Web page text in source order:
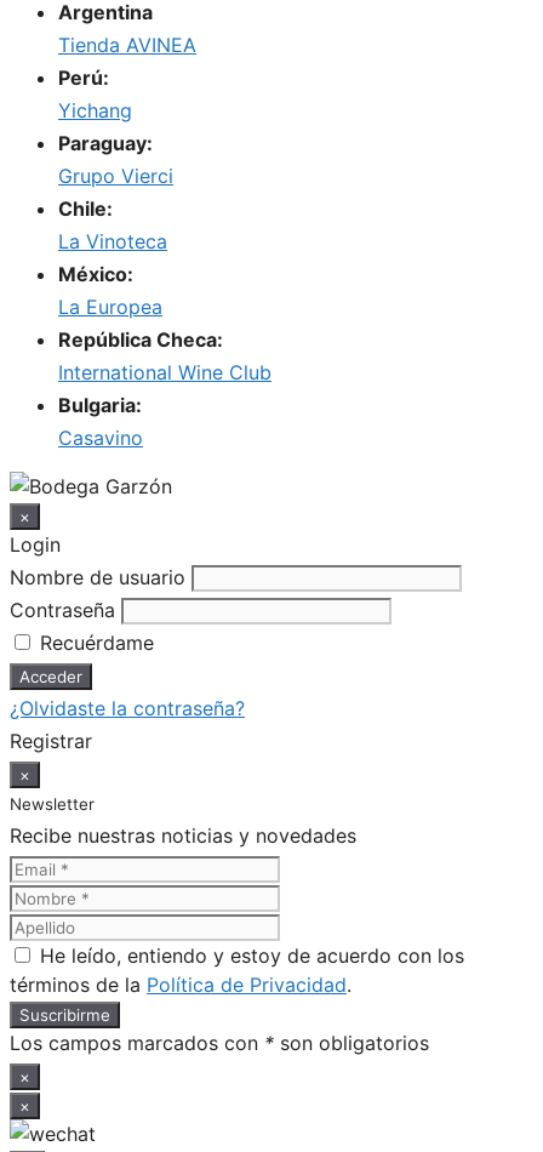
Argentina
Tienda AVINEA
Perú:
Yichang
Paraguay:
Grupo Vierci
Chile:
La Vinoteca
México:
La Europea
República Checa:
International Wine Club
Bulgaria:
Casavino
×
Login
Nombre de usuario
Contraseña
Recuérdame
¿Olvidaste la contraseña?
Registrar
×
Newsletter
Recibe nuestras noticias y novedades
He leído, entiendo y estoy de acuerdo con los
términos de la Política de Privacidad.
Los campos marcados con * son obligatorios
×
×